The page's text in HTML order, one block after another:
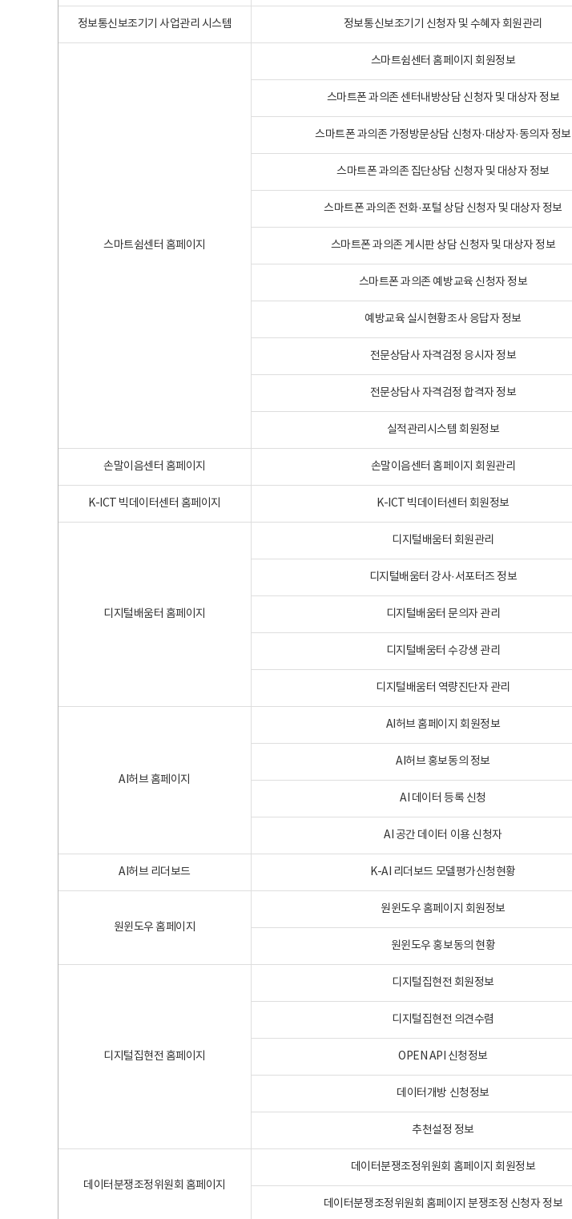
정보통신보조기기 사업관리 시스템 정보통신보조기기 신청자 및 수혜자 회원관리
스마트쉼센터 홈페이지
스마트쉼센터 홈페이지 회원정보
스마트폰 과의존 센터내방상담 신청자 및 대상자 정보
스마트폰 과의존 가정방문상담 신청자·대상자·동의자 정보
스마트폰 과의존 집단상담 신청자 및 대상자 정보
스마트폰 과의존 전화·포털 상담 신청자 및 대상자 정보
스마트폰 과의존 게시판 상담 신청자 및 대상자 정보
스마트폰 과의존 예방교육 신청자 정보
예방교육 실시현황조사 응답자 정보
전문상담사 자격검정 응시자 정보
전문상담사 자격검정 합격자 정보
실적관리시스템 회원정보
손말이음센터 홈페이지 손말이음센터 홈페이지 회원관리
K-ICT 빅데이터센터 홈페이지 K-ICT 빅데이터센터 회원정보
디지털배움터 홈페이지
디지털배움터 회원관리
디지털배움터 강사·서포터즈 정보
디지털배움터 문의자 관리
디지털배움터 수강생 관리
디지털배움터 역량진단자 관리
AI허브 홈페이지
AI허브 홈페이지 회원정보
AI허브 홍보동의 정보
AI 데이터 등록 신청
AI 공간 데이터 이용 신청자
AI허브 리더보드 K-AI 리더보드 모델평가신청현황
원윈도우 홈페이지
원윈도우 홈페이지 회원정보
원윈도우 홍보동의 현황
디지털집현전 홈페이지
디지털집현전 회원정보
디지털집현전 의견수렴
OPEN API 신청정보
데이터개방 신청정보
추천설정 정보
데이터분쟁조정위원회 홈페이지
데이터분쟁조정위원회 홈페이지 회원정보
데이터분쟁조정위원회 홈페이지 분쟁조정 신청자 정보